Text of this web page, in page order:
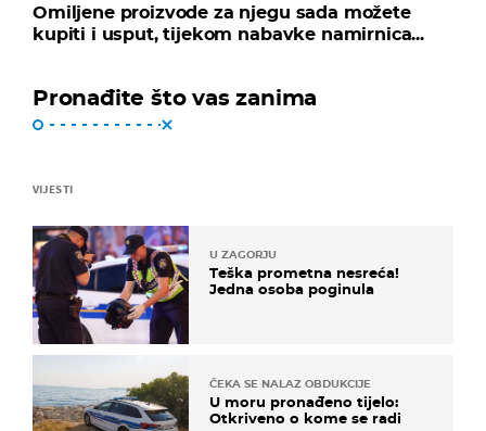
Omiljene proizvode za njegu sada možete
kupiti i usput, tijekom nabavke namirnica...
Pronađite što vas zanima
VIJESTI
U ZAGORJU
Teška prometna nesreća!
Jedna osoba poginula
ČEKA SE NALAZ OBDUKCIJE
U moru pronađeno tijelo:
Otkriveno o kome se radi